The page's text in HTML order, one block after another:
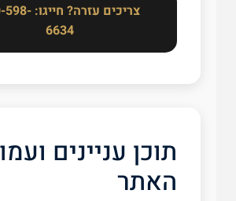
צריכים עזרה?
6634
תוכן עניינים
האתר